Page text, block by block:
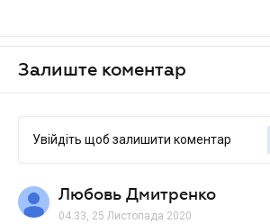
Залиште коментар
Увійдіть щоб залишити коментар
Любовь Дмитренко
04.33, 25 Листопада 2020